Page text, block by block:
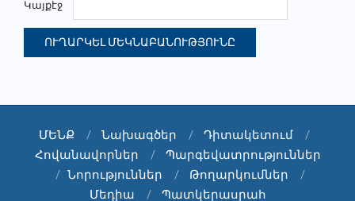
Կայքէջ
ՄԵՆՔ Նախագծեր
Դիտակետում
Հովանավորներ
Պարգեվատրություններ
Նորություններ
Թողարկումներ
Մեդիա
Պատկերասրահ